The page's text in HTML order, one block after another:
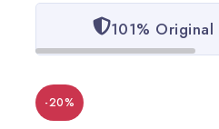
101% Original
-20%